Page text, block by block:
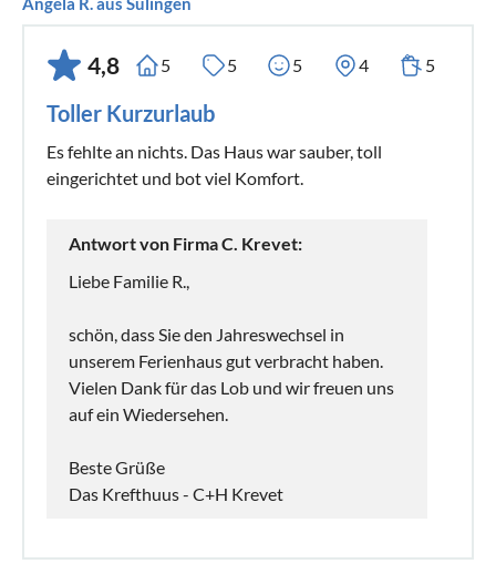
4,8 5 5 5 4 5
Toller Kurzurlaub
Es fehlte an nichts. Das Haus war sauber, toll
eingerichtet und bot viel Komfort.
Antwort von Firma C. Krevet:
Liebe Familie R.,
schön, dass Sie den Jahreswechsel in
unserem Ferienhaus gut verbracht haben.
Vielen Dank für das Lob und wir freuen uns
auf ein Wiedersehen.
Beste Grüße
Das Krefthuus - C+H Krevet